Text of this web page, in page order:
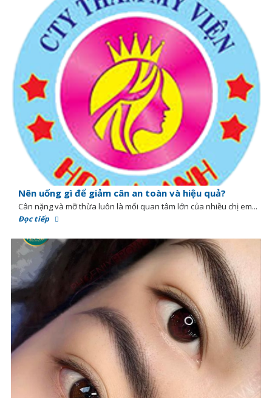
Nên uống gì để giảm cân an toàn và hiệu quả?
Cân nặng và mỡ thừa luôn là mối quan tâm lớn của nhiều chị em...
Đọc tiếp